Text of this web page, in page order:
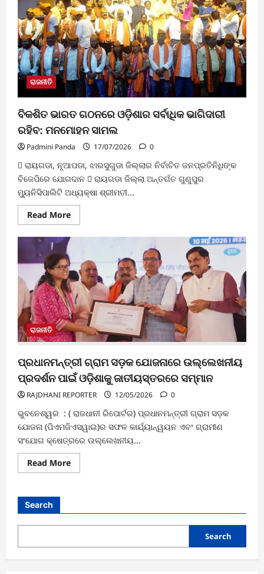
ରାଜନୀତି
ବିକଶିତ ଭାରତ ଗଠନରେ ଓଡ଼ିଶାର ସର୍ବାଧିକ ଭାଗିଦାରୀ
ରହିବ: ମନମୋହନ ସାମଲ
Padmini Panda 17/07/2026 0
 ରାୟଗଡା, ନୂଆପଡା, ଝାରସୁଗୁଡା ଜିଲ୍ଲାର ନିର୍ବାଚିତ ଜନପ୍ରତିନିଧିଙ୍କ
ବିଜେପିରେ ଯୋଗଦାନ  ରାୟଗଡା ଜିଲ୍ଲା ଅନ୍ତର୍ଗତ ଗୁଣୁପୁର
ମ୍ୟୁନିସିପାଲିଟି ଅଧ୍ୟକ୍ଷା ଶ୍ରୀମତୀ...
Read MoreRead
more
ବିକଶିତ
ଓଡ଼ିଶାର
ସର୍ବାଧିକ
ଭାଗିଦାରୀ
ରହିବ:
ମନମୋହନ
ସାମଲ
ରାଜନୀତି
ପ୍ରଧାନମନ୍ତ୍ରୀ ଗ୍ରାମ ସଡ଼କ ଯୋଜନାରେ ଉଲ୍ଲେଖନୀୟ
ପ୍ରଦର୍ଶନ ପାଇଁ ଓଡ଼ିଶାକୁ ଜାତୀୟସ୍ତରରେ ସମ୍ମାନ
RAJDHANI REPORTER 12/05/2026 0
ଭୁବନେଶ୍ୱର : ( ରାଜଧାନୀ ରିପୋର୍ଟର) ପ୍ରଧାନମନ୍ତ୍ରୀ ଗ୍ରାମ ସଡ଼କ
ଯୋଜନା (ପିଏମଜିଏସୱାଇ)ର ସଫଳ କାର୍ଯ୍ୟାନ୍ୱୟନ ଏବଂ ଗ୍ରାମୀଣ
ସଂଯୋଗ କ୍ଷେତ୍ରରେ ଉଲ୍ଲେଖନୀୟ...
Read MoreRead
more
ଯୋଜନାରେ
ପ୍ରଦର୍ଶନ
ଓଡ଼ିଶାକୁ
ସମ୍ମାନ
Search
Search